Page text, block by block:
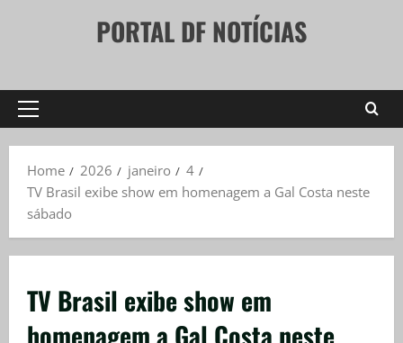
PORTAL DF NOTÍCIAS
Primary
Home
2026 janeiro
4
TV Brasil exibe show em homenagem a Gal Costa neste
sábado
TV Brasil exibe show em
homenagem a Gal Costa neste